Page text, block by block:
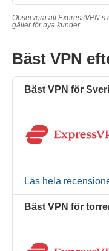
Observera att
gäller för nya kunder.
Bäst VPN
Bäst VPN för
Läs hela
Bäst VPN för